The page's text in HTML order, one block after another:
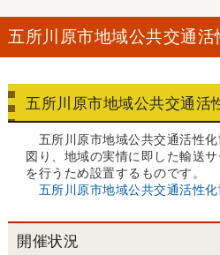
五所川原市地域公共交通活
五所川原市地域公共交通活
五所川原市地域公共交通活性化
図り、地域の実情に即した輸送
を行うため設置するものです。
五所川原市地域公共交通活性
開催状況